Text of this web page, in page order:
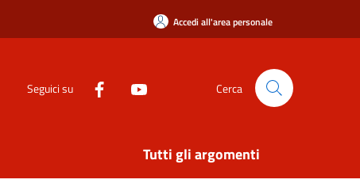
Accedi all'area personale
Seguici su Cerca
Tutti gli argomenti